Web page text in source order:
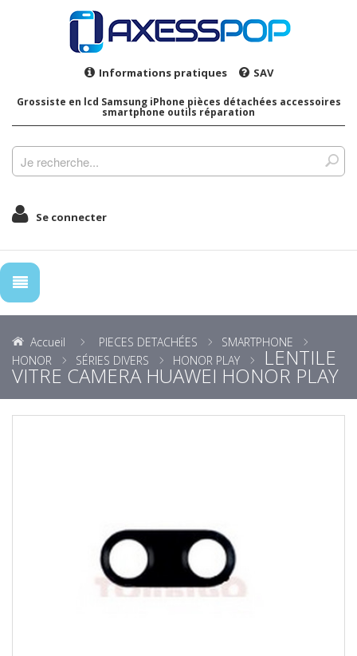
Informations pratiques SAV
Grossiste en lcd Samsung iPhone pièces détachées accessoires
smartphone outils réparation
Se connecter
Accueil PIECES DETACHÉES
SMARTPHONE
HONOR
SÉRIES DIVERS HONOR PLAY LENTILE
VITRE CAMERA HUAWEI HONOR PLAY